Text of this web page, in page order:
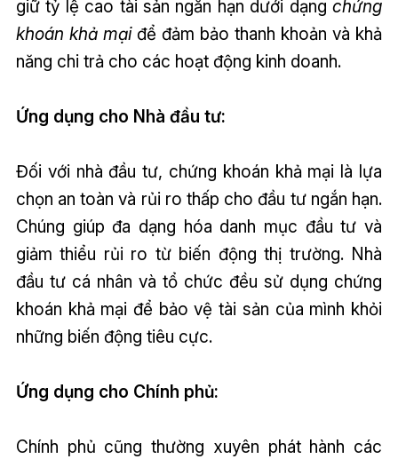
giữ tỷ lệ cao tài sản ngắn hạn dưới dạngchứng
khoán khả mạiđể đảm bảo thanh khoản và khả
năng chi trả cho các hoạt động kinh doanh.
Ứng dụng cho Nhà đầu tư:
Đối với nhà đầu tư, chứng khoán khả mại là lựa
chọn an toàn và rủi ro thấp cho đầu tư ngắn hạn.
Chúng giúp đa dạng hóa danh mục đầu tư và
giảm thiểu rủi ro từ biến động thị trường. Nhà
đầu tư cá nhân và tổ chức đều sử dụng chứng
khoán khả mại để bảo vệ tài sản của mình khỏi
những biến động tiêu cực.
Ứng dụng cho Chính phủ:
Chính phủ cũng thường xuyên phát hành các